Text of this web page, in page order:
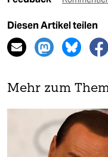
Diesen Artikel teilen
Mehr zum